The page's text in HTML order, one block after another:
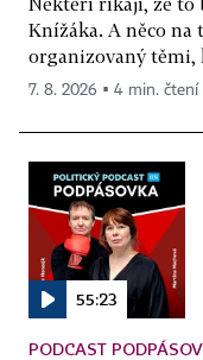
Knížáka. A něco na
organizovaný těmi,
7. 8. 2026 ▪ 4 min. čtení
55:23
PODCAST